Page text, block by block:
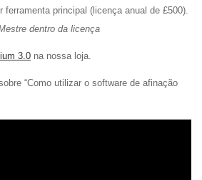
ferramenta principal (licença anual de £500).
dentro da licença
3.0 na nossa loja.
“Como utilizar o software de afinação